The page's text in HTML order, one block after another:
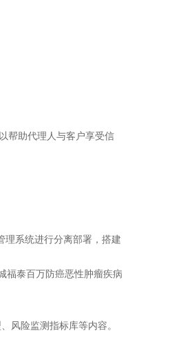
帮助代理人与客户享受信
理系统进行分离部署，搭建
福泰百万防癌恶性肿瘤疾病
风险监测指标库等内容。